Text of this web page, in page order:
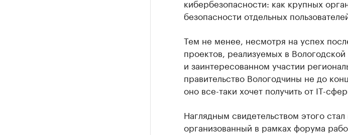
кибербезопасности: как крупных
безопасности отдельных
Тем не менее, несмотря на успех
проектов, реализуемых в
и заинтересованном участии
правительство Вологодчины не до
оно все-таки хочет получить от IT-
Наглядным свидетельством этого
организованный в рамках форума